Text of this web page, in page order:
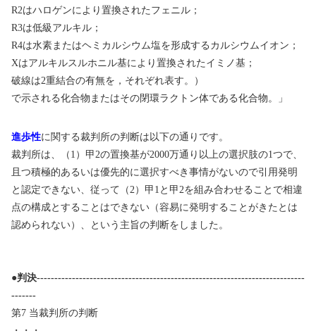
R2はハロゲンにより置換されたフェニル；
R3は低級アルキル；
R4は水素またはヘミカルシウム塩を形成するカルシウムイオン；
Xはアルキルスルホニル基により置換されたイミノ基；
破線は2重結合の有無を，それぞれ表す。）
で示される化合物またはその閉環ラクトン体である化合物。」
進歩性に関する裁判所の判断は以下の通りです。
裁判所は、（ 1 ）甲 2の置換基が2000万通り以上の選択肢の1 つで、
且つ積極的あるいは優先的に選択すべき事情がないので引用発明
と認定できない、従って（ 2 ）甲 1 と甲 2を組み合わせることで相違
点の構成とすることはできない（容易に発明することがきたとは
認められない）、という主旨の判断をしました。
●判決----------------------------------------------------------------------------
-------
第7 当裁判所の判断
・・・